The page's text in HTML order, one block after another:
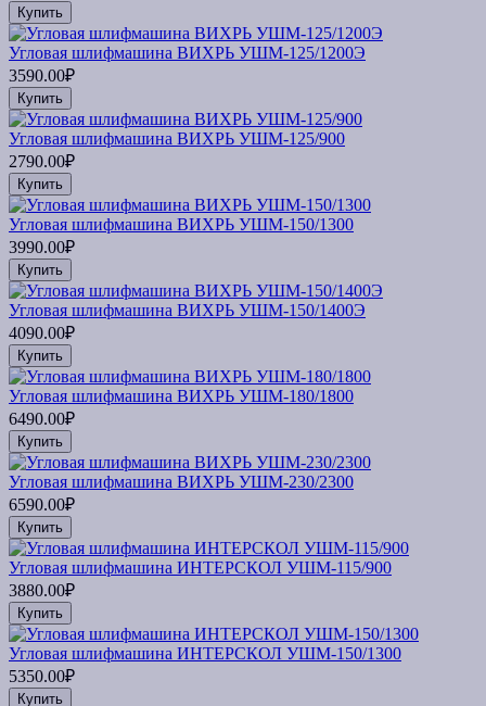
Купить
Угловая шлифмашина ВИХРЬ УШМ-125/1200Э
3590.00₽
Купить
Угловая шлифмашина ВИХРЬ УШМ-125/900
2790.00₽
Купить
Угловая шлифмашина ВИХРЬ УШМ-150/1300
3990.00₽
Купить
Угловая шлифмашина ВИХРЬ УШМ-150/1400Э
4090.00₽
Купить
Угловая шлифмашина ВИХРЬ УШМ-180/1800
6490.00₽
Купить
Угловая шлифмашина ВИХРЬ УШМ-230/2300
6590.00₽
Купить
Угловая шлифмашина ИНТЕРСКОЛ УШМ-115/900
3880.00₽
Купить
Угловая шлифмашина ИНТЕРСКОЛ УШМ-150/1300
5350.00₽
Купить